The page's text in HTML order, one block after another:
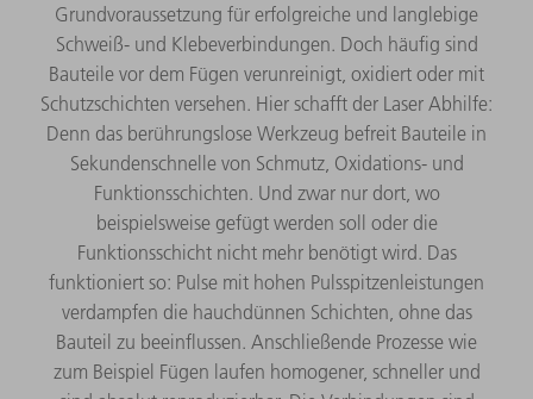
Grundvoraussetzung für erfolgreiche und langlebige
Schweiß- und Klebeverbindungen. Doch häufig sind
Bauteile vor dem Fügen verunreinigt, oxidiert oder mit
Schutzschichten versehen. Hier schafft der Laser Abhilfe:
Denn das berührungslose Werkzeug befreit Bauteile in
Sekundenschnelle von Schmutz, Oxidations- und
Funktionsschichten. Und zwar nur dort, wo
beispielsweise gefügt werden soll oder die
Funktionsschicht nicht mehr benötigt wird. Das
funktioniert so: Pulse mit hohen Pulsspitzenleistungen
verdampfen die hauchdünnen Schichten, ohne das
Bauteil zu beeinflussen. Anschließende Prozesse wie
zum Beispiel Fügen laufen homogener, schneller und